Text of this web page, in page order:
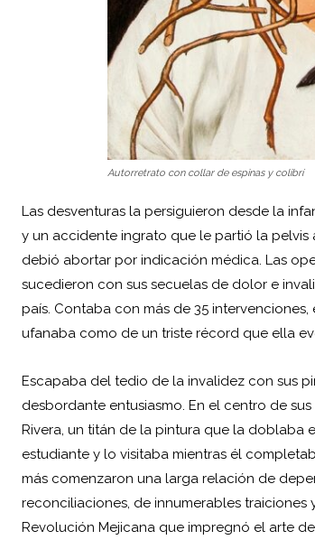
Autorretrato con collar de espinas y colibrí
Las desventuras la persiguieron desde la
y un accidente ingrato que le partió la pelvis
debió abortar por indicación médica. Las
sucedieron con sus secuelas de dolor e
país. Contaba con más de 35
ufanaba como de un triste récord que ella
Escapaba del tedio de la invalidez con sus
desbordante entusiasmo. En el centro de
Rivera, un titán de la pintura que la doblaba
estudiante y lo visitaba mientras él
más comenzaron una larga relación de
reconciliaciones, de innumerables
Revolución Mejicana que impregnó el arte